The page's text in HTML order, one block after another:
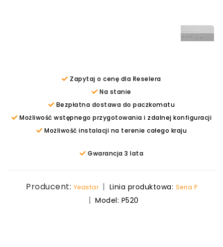
Zapytaj o cenę dla Reselera
Na stanie
Bezpłatna dostawa do paczkomatu
Możliwość wstępnego przygotowania i zdalnej konfiguracji
Możliwość instalacji na terenie całego kraju
Gwarancja 3 lata
Producent: Yeastar Linia produktowa: Seria P
Model: P520